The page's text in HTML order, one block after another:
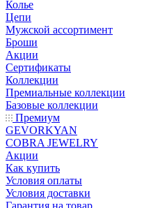
Колье
Цепи
Мужской ассортимент
Броши
Акции
Сертификаты
Коллекции
Премиальные коллекции
Базовые коллекции
Премиум
GEVORKYAN
COBRA JEWELRY
Акции
Как купить
Условия оплаты
Условия доставки
Гарантия на товар